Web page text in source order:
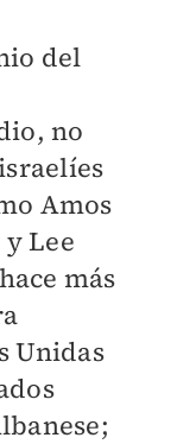
del
no
Amos
Lee
más
Unidas